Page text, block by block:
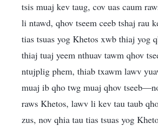
tsis muaj kev taug, cov uas caum
li ntawd, qhov tseem ceeb tshaj rau
tias tsuas yog Khetos xwb thiaj yog
thiaj tuaj yeem nthuav tawm qhov
ntujplig phem, thiab txawm lawv
muaj ib qho twg muaj qhov
raws Khetos, lawv li kev tau taub
zus, nov qhia tau tias tsuas yog